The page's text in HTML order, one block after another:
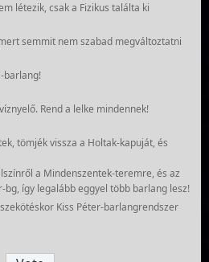
létezik, csak a Fizikus találta ki
semmit nem szabad megváltoztatni
barlang!
Rend a lelke mindennek!
tömjék vissza a Holtak-kapuját, és
a Mindenszentek-teremre, és az
bg, így legalább eggyel több barlang lesz!
Kiss Péter-barlangrendszer